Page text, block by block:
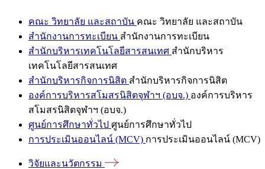
คณะ วิทยาลัย และสถาบัน คณะ วิทยาลัย และสถาบัน
สำนักงานการทะเบียน สำนักงานการทะเบียน
สำนักบริหารเทคโนโลยีสารสนเทศ สำนักบริหาร
เทคโนโลยีสารสนเทศ
สำนักบริหารกิจการนิสิต สำนักบริหารกิจการนิสิต
องค์การบริหารสโมสรนิสิตจุฬาฯ (อบจ.) องค์การบริหาร
สโมสรนิสิตจุฬาฯ (อบจ.)
ศูนย์การศึกษาทั่วไป ศูนย์การศึกษาทั่วไป
การประเมินออนไลน์ (MCV) การประเมินออนไลน์ (MCV)
วิจัยและนวัตกรรม